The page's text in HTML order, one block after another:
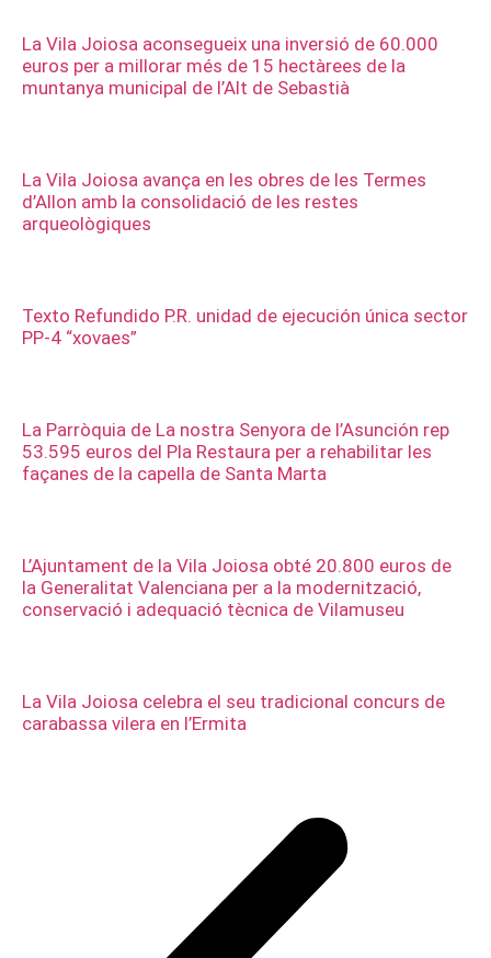
La Vila Joiosa aconsegueix una inversió de 60.000
euros per a millorar més de 15 hectàrees de la
muntanya municipal de l’Alt de Sebastià
La Vila Joiosa avança en les obres de les Termes
d’Allon amb la consolidació de les restes
arqueològiques
Texto Refundido P.R. unidad de ejecución única sector
PP-4 “xovaes”
La Parròquia de La nostra Senyora de l’Asunción rep
53.595 euros del Pla Restaura per a rehabilitar les
façanes de la capella de Santa Marta
L’Ajuntament de la Vila Joiosa obté 20.800 euros de
la Generalitat Valenciana per a la modernització,
conservació i adequació tècnica de Vilamuseu
La Vila Joiosa celebra el seu tradicional concurs de
carabassa vilera en l’Ermita